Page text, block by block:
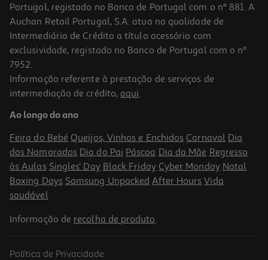
-50%
Boia Insuflávei Intex Modelos Sortidos
2.99 €/un
2,99 €
Promoção
Portugal, registado no Banco de Portugal com o nº 881. A
Auchan Retail Portugal, S.A. atua na qualidade de
Intermediário de Crédito a título acessório com
exclusividade, registado no Banco de Portugal com o nº
7952.
Informação referente à prestação de serviços de
intermediação de crédito, aqui.
Ao longo do ano
Feira do Bebé Queijos, Vinhos e Enchidos Carnaval Dia
dos Namorados Dia do Pai Páscoa Dia da Mãe Regresso
às Aulas Singles' Day Black Friday Cyber Monday Natal
Boxing Days Samsung Unpacked After Hours Vida
saudável
Informação de recolha de produto.
Política de Privacidade